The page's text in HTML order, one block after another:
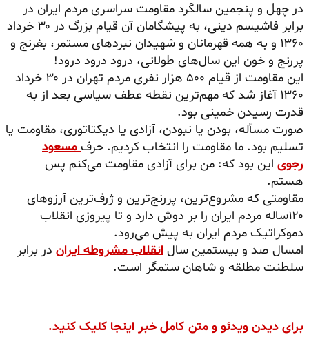
در چهل و پنجمین سالگرد مقاومت سراسری مردم ایران در
برابر فاشیسم دینی، به پیشگامان آن قیام بزرگ در ۳۰ خرداد
۱۳۶۰ و به همه قهرمانان و شهیدان نبردهای مستمر، بغرنج و
پررنج و خون این سال‌های طولانی، درود درود درود!
این مقاومت از قیام ۵۰۰ هزار نفری مردم تهران در ۳۰ خرداد
۱۳۶۰ آغاز شد که مهم‌ترین نقطه عطف سیاسی بعد از به
قدرت رسیدن خمینی بود.
صورت مسأله، بودن یا نبودن، آزادی یا دیکتاتوری، مقاومت یا
تسلیم بود. ما مقاومت را انتخاب کردیم. حرفمسعود
رجوی این بود که: من برای آزادی مقاومت می‌کنم پس
هستم.
مقاومتی که مشروع‌ترین، پررنج‌ترین و ژرف‌ترین آرزوهای
۱۲۰ساله مردم ایران را بر دوش دارد و تا پیروزی انقلاب
دموکراتیک مردم ایران به پیش می‌رود.
امسال صد و بیستمین سال انقلاب مشروطه ایران در برابر
سلطنت مطلقه و شاهان ستمگر است.
برای دیدن ویدئو و متن کامل خبر اینجا کلیک کنید.